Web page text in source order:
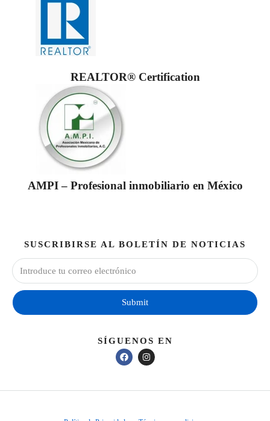
REALTOR® Certification
AMPI – Profesional inmobiliario en México
SUSCRIBIRSE AL BOLETÍN DE NOTICIAS
Submit
SÍGUENOS EN